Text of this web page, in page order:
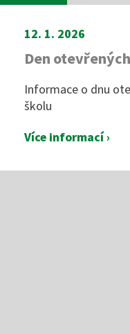
12. 1. 2026
Den
Informace o dnu
školu
Více informací ›